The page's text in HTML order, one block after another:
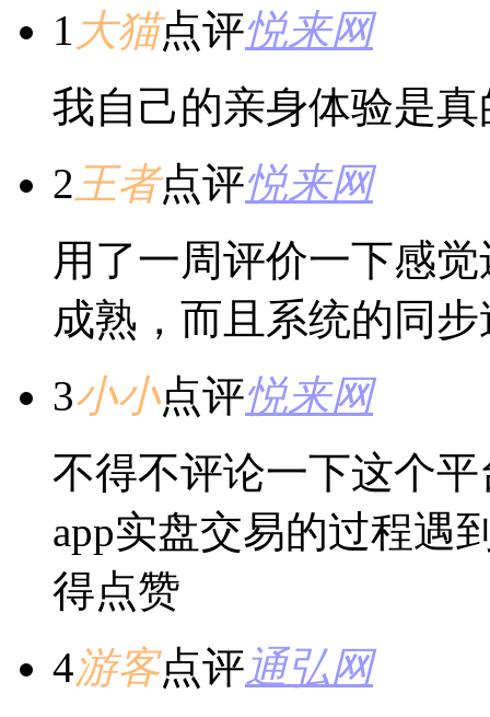
1 大猫点评悦来网
我自己的亲身体验是
2 王者点评悦来网
用了一周评价一下感
成熟，而且系统的同
3小小点评悦来网
不得不评论一下这个
app实盘交易的过程遇
得点赞
4游客点评通弘网